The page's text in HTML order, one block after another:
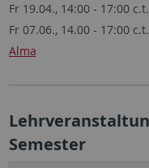
Fr 19.04., 14:00 - 17:00
Fr 07.06., 14.00 - 17:00
Alma
Semester